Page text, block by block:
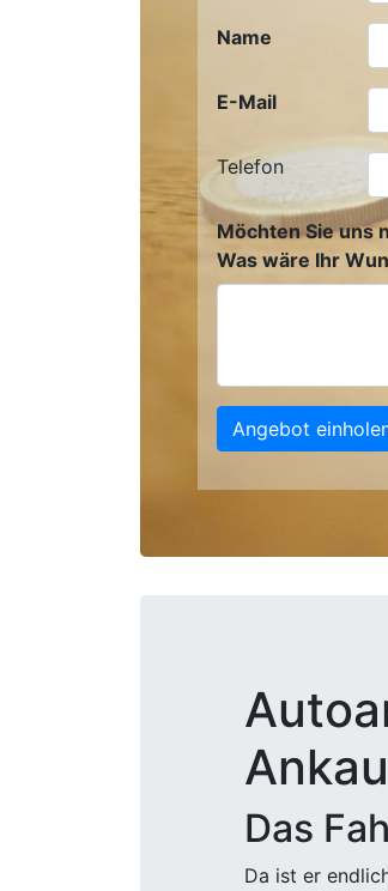
Name
E-Mail
Telefon
Möchten Sie uns
Was wäre Ihr
Angebot
Das
Da ist er